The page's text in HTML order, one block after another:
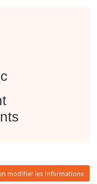
modifier les informations